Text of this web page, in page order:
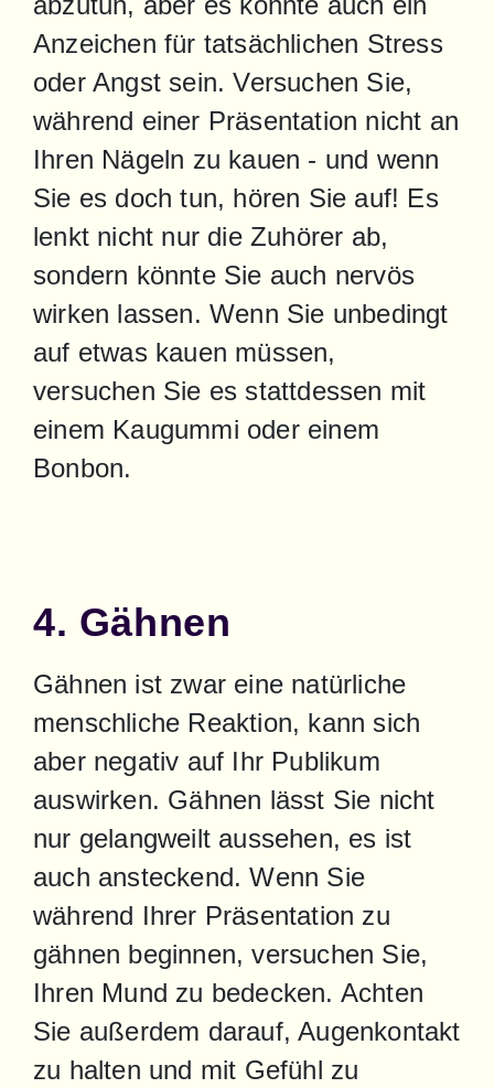
Anzeichen für tatsächlichen Stress
oder Angst sein. Versuchen Sie,
während einer Präsentation nicht an
Ihren Nägeln zu kauen - und wenn
Sie es doch tun, hören Sie auf! Es
lenkt nicht nur die Zuhörer ab,
sondern könnte Sie auch nervös
wirken lassen. Wenn Sie unbedingt
auf etwas kauen müssen,
versuchen Sie es stattdessen mit
einem Kaugummi oder einem
Bonbon.
4. Gähnen
Gähnen ist zwar eine natürliche
menschliche Reaktion, kann sich
aber negativ auf Ihr Publikum
auswirken. Gähnen lässt Sie nicht
nur gelangweilt aussehen, es ist
auch ansteckend. Wenn Sie
während Ihrer Präsentation zu
gähnen beginnen, versuchen Sie,
Ihren Mund zu bedecken. Achten
Sie außerdem darauf, Augenkontakt
zu halten und mit Gefühl zu